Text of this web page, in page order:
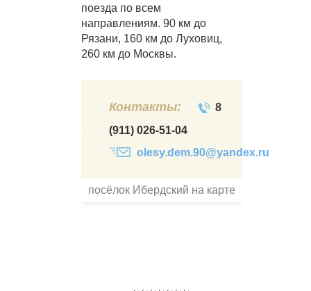
поезда по всем
направлениям. 90 км до
Рязани, 160 км до Луховиц,
260 км до Москвы.
Контакты:
8
(911) 026-51-04
olesy.dem.90@yandex.ru
посёлок Ибердский на карте